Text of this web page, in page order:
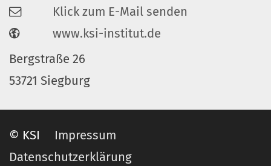
Klick zum E-Mail senden
www.ksi-institut.de
Bergstraße 26
53721 Siegburg
© KSI
Impressum
Datenschutzerklärung